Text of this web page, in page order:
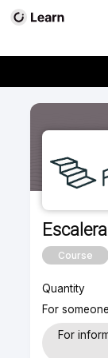
Course
Quantity
For
For